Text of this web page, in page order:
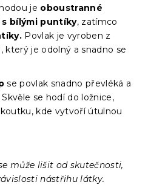
je oboustranné
s bílými puntíky, zatímco
Povlak je vyroben z
je odolný a snadno se
se povlak snadno převléká a
se hodí do ložnice,
kde vytvoří útulnou
může lišit od skutečnosti,
nástřihu látky.